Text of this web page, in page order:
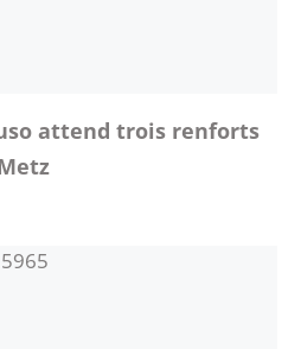
attend trois renforts